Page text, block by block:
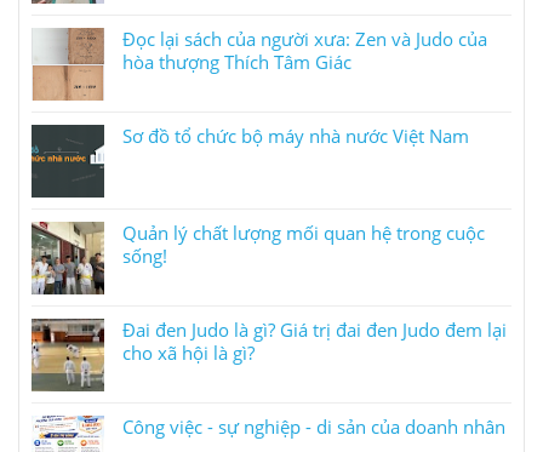
Đọc lại sách của người xưa: Zen và Judo của
hòa thượng Thích Tâm Giác
Sơ đồ tổ chức bộ máy nhà nước Việt Nam
Quản lý chất lượng mối quan hệ trong cuộc
sống!
Đai đen Judo là gì? Giá trị đai đen Judo đem lại
cho xã hội là gì?
Công việc - sự nghiệp - di sản của doanh nhân